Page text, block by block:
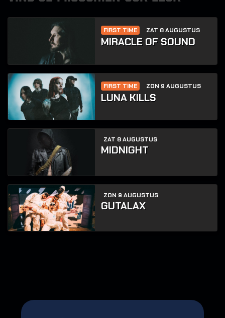
FIRST TIME ZAT 8 AUGUSTUS
MIRACLE OF SOUND
FIRST TIME ZON 9 AUGUSTUS
LUNA KILLS
ZAT 8 AUGUSTUS
MIDNIGHT
ZON 9 AUGUSTUS
GUTALAX